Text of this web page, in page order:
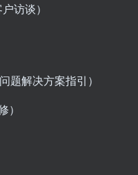
访谈）
题解决方案指引）